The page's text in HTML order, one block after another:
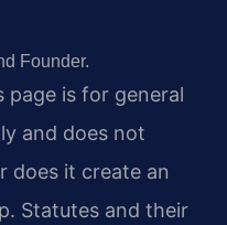
Founder.
page is for general
and does not
does it create an
Statutes and their